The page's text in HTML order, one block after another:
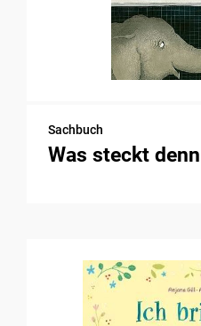
Sachbuch
Was steckt